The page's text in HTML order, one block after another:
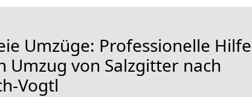
Umzüge: Professionelle Hilfe
Umzug von Salzgitter nach
Vogtl